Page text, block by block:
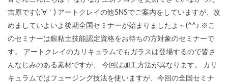
吉原です(;´∀｀) アートクレイの他SNSでご案内をしていますが、改
めましていよいよ後期全国セミナーが始まりましたよ～(^^♪ ※こ
のセミナーは銀粘土技能認定資格をお待ちの方対象のセミナーで
す。 アートクレイのカリキュラムでもガラスは登場するので皆さ
んなじみのある素材ですが、 今回は加工方法が異なります。 カリ
キュラムではフュージング技法を使いますが、今回の全国セミナ